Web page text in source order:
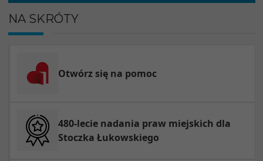
NA SKRÓTY
Otwórz się na pomoc
480-lecie nadania praw miejskich dla
Stoczka Łukowskiego